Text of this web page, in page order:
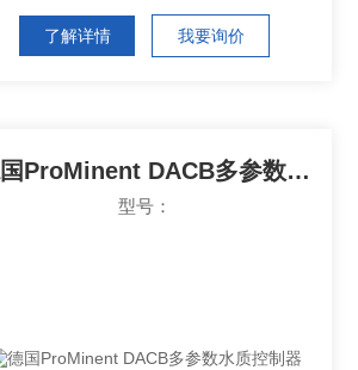
了解详情 我要询价
德国ProMinent DACB多参数水质控制器
型号：